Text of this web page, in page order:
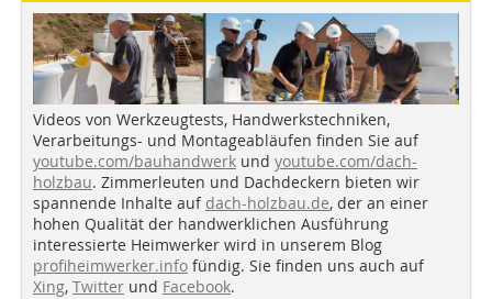
Videos von Werkzeugtests, Handwerkstechniken,
Verarbeitungs- und Montageabläufen finden Sie auf
youtube.com/bauhandwerk und youtube.com/dach-
holzbau. Zimmerleuten und Dachdeckern bieten wir
spannende Inhalte auf dach-holzbau.de, der an einer
hohen Qualität der handwerklichen Ausführung
interessierte Heimwerker wird in unserem Blog
profiheimwerker.info fündig. Sie finden uns auch auf
Xing, Twitter und Facebook.